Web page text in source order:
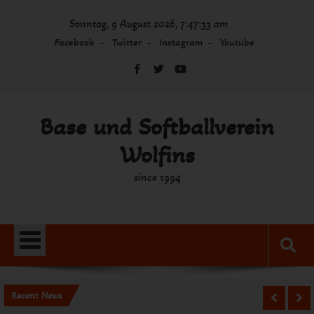
Sonntag, 9 August 2026, 7:47:33 am
Facebook Twitter Instagram Youtube
Base und Softballverein
Wolfins
since 1994
Recent News